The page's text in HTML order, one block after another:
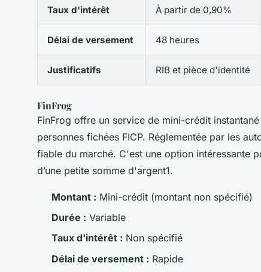
Taux d'intérêt À partir de 0,90%
Délai de versement 48 heures
Justificatifs RIB et pièce d'identité
FinFrog
FinFrog offre un service de mini-crédit
personnes fichées FICP. Réglementée par les
fiable du marché. C'est une option intéressante
d’une petite somme d'argent1.
Montant : Mini-crédit (montant non spécifié)
Durée : Variable
Taux d'intérêt : Non spécifié
Délai de versement : Rapide